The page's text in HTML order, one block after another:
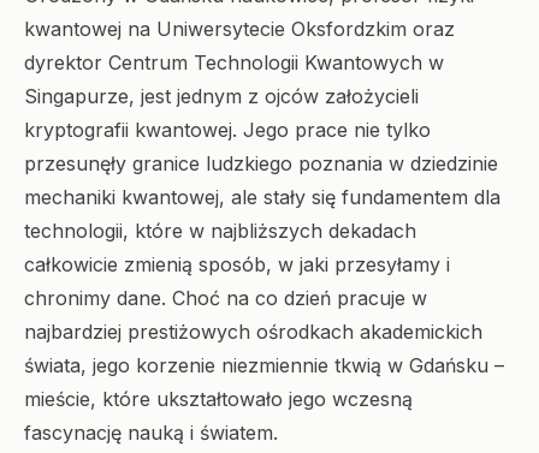
kwantowej na Uniwersytecie Oksfordzkim oraz
dyrektor Centrum Technologii Kwantowych w
Singapurze, jest jednym z ojców założycieli
kryptografii kwantowej. Jego prace nie tylko
przesunęły granice ludzkiego poznania w dziedzinie
mechaniki kwantowej, ale stały się fundamentem dla
technologii, które w najbliższych dekadach
całkowicie zmienią sposób, w jaki przesyłamy i
chronimy dane. Choć na co dzień pracuje w
najbardziej prestiżowych ośrodkach akademickich
świata, jego korzenie niezmiennie tkwią w Gdańsku –
mieście, które ukształtowało jego wczesną
fascynację nauką i światem.